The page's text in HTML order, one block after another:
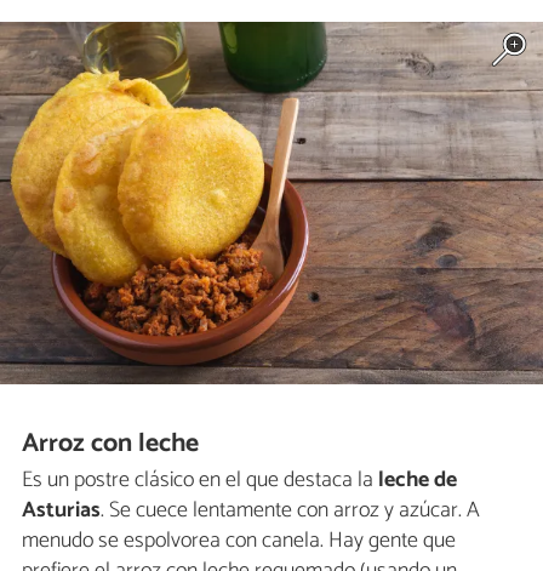
Arroz con leche
Es un postre clásico en el que destaca la leche de
Asturias. Se cuece lentamente con arroz y azúcar. A
menudo se espolvorea con canela. Hay gente que